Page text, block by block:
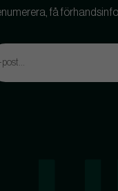
få